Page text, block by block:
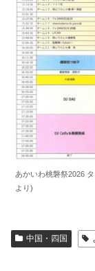
あかいわ桃磐祭2026
より)
中国・四国